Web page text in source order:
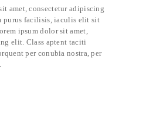
amet, consectetur adipiscing
purus facilisis, iaculis elit sit
ipsum dolor sit amet,
elit. Class aptent taciti
per conubia nostra, per